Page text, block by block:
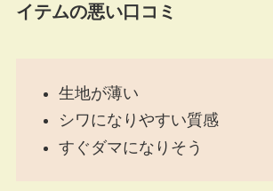
イテムの悪い口コミ
生地が薄い
シワになりやすい質感
すぐダマになりそう